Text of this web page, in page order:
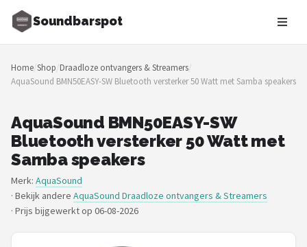
Soundbarspot
Zoeken
NAVIGATIE
Merken
Blog
Muziekstijlen
Sonos
Home/Shop/Draadloze ontvangers & Streamers/
AquaSound BMN50EASY-SW Bluetooth versterker 50 Watt met Samba speakers
AquaSound BMN50EASY-SW
Bluetooth versterker 50 Watt met
Samba speakers
Merk: AquaSound
· Bekijk andere AquaSound Draadloze ontvangers & Streamers
· Prijs bijgewerkt op 06-08-2026